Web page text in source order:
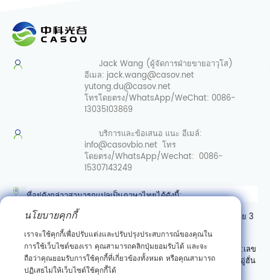
Jack Wang (ผู้จัดการฝ่ายขายอาวุโส)
อีเมล: jack.wang@casov.net
yutong.du@casov.net
โทรโดยตรง/WhatsApp/WeChat: 0086-
13035103869
บริการและข้อเสนอ แนะ อีเมล์:
info@casovbio.net โทร
โดยตรง/WhatsApp/Wechat: 0086-
15307143249
ที่อยู่ดังกล่าวสามารถแปลเป็นภาษาไทยได้ดังนี้:
ศูนย์นวัตกรรมชีววิทยาสังเคราะห์อู่ฮั่น เลขที่ 89 ถนนเกาเค่อหยวนสาย 3
เขตพัฒนาสินเชื่อเทคโนโลยีใหม่ตงหู อู่ฮั่น มณฑลหูเป่ย์
หรืออาจเขียนแบบมีลำดับที่อยู่ตามแบบไทย (จากเล็กไปใหญ่) ได้เป็น:เลข
ที่ 89 ถนนเกาเค่อหยวนสาย 3 เขตพัฒนาสินเชื่อเทคโนโลยีใหม่ตงหู อู่ฮั่น
มณฑลหูเป่ย์ ศูนย์นวัตกรรมชีววิทยาสังเคราะห์อู่ฮั่น
นโยบายคุกกี้
เราจะใช้คุกกี้เพื่อปรับแต่งและปรับปรุงประสบการณ์ของคุณใน
การใช้เว็บไซต์ของเรา คุณสามารถคลิกปุ่มยอมรับได้ และจะ
ถือว่าคุณยอมรับการใช้คุกกี้ที่เกี่ยวข้องทั้งหมด หรือคุณสามารถ
ปฏิเสธไม่ให้เว็บไซต์ใช้คุกกี้ได้